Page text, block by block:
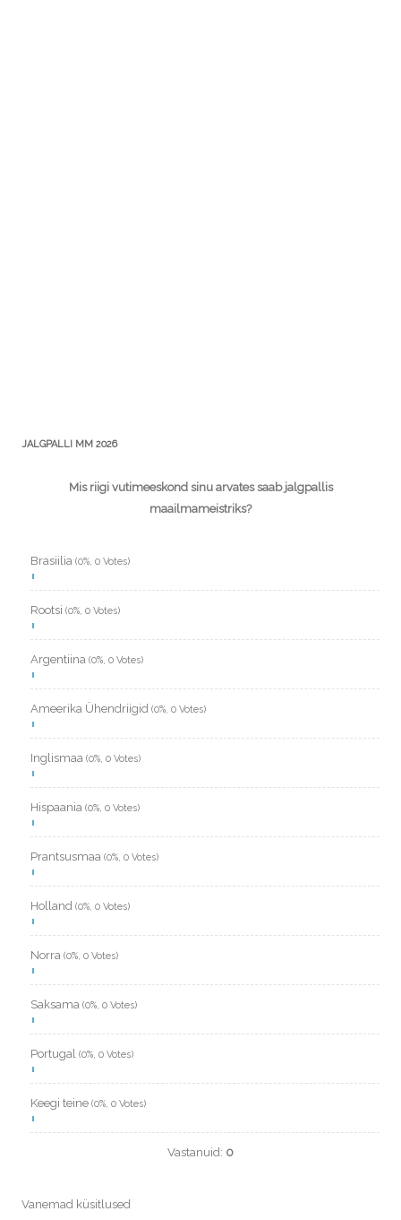
JALGPALLI MM 2026
Mis riigi vutimeeskond sinu arvates saab jalgpallis
maailmameistriks?
Brasiilia (0%, 0 Votes)
Rootsi (0%, 0 Votes)
Argentiina (0%, 0 Votes)
Ameerika Ühendriigid (0%, 0 Votes)
Inglismaa (0%, 0 Votes)
Hispaania (0%, 0 Votes)
Prantsusmaa (0%, 0 Votes)
Holland (0%, 0 Votes)
Norra (0%, 0 Votes)
Saksama (0%, 0 Votes)
Portugal (0%, 0 Votes)
Keegi teine (0%, 0 Votes)
Vastanuid: 0
Vanemad küsitlused